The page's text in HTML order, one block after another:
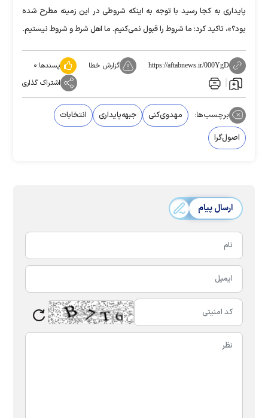
پايداری به كجا رسيد با توجه به اينكه شروطی در اين زمينه مطرح شده
بود؟»، تاكيد كرد: ما شروط را قبول نمی‌كنيم. ما اهل شرط و شروط نيستيم.
https://aftabnews.ir/000YgD گزارش خطا پسندها:۰
اشتراک گذاری
برچسب‌ها: مهدوی‌کنی جبهه‌پایداری
انتخابات
اصول‌گرا
ارسال پیام